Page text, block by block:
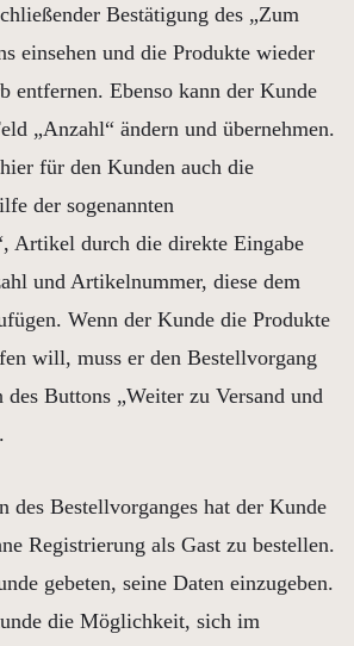
Bestätigung des „Zum
einsehen und die Produkte wieder
entfernen. Ebenso kann der Kunde
„Anzahl“ ändern und übernehmen.
für den Kunden auch die
der sogenannten
Artikel durch die direkte Eingabe
und Artikelnummer, diese dem
Wenn der Kunde die Produkte
will, muss er den Bestellvorgang
Buttons „Weiter zu Versand und
des Bestellvorganges hat der Kunde
Registrierung als Gast zu bestellen.
gebeten, seine Daten einzugeben.
die Möglichkeit, sich im